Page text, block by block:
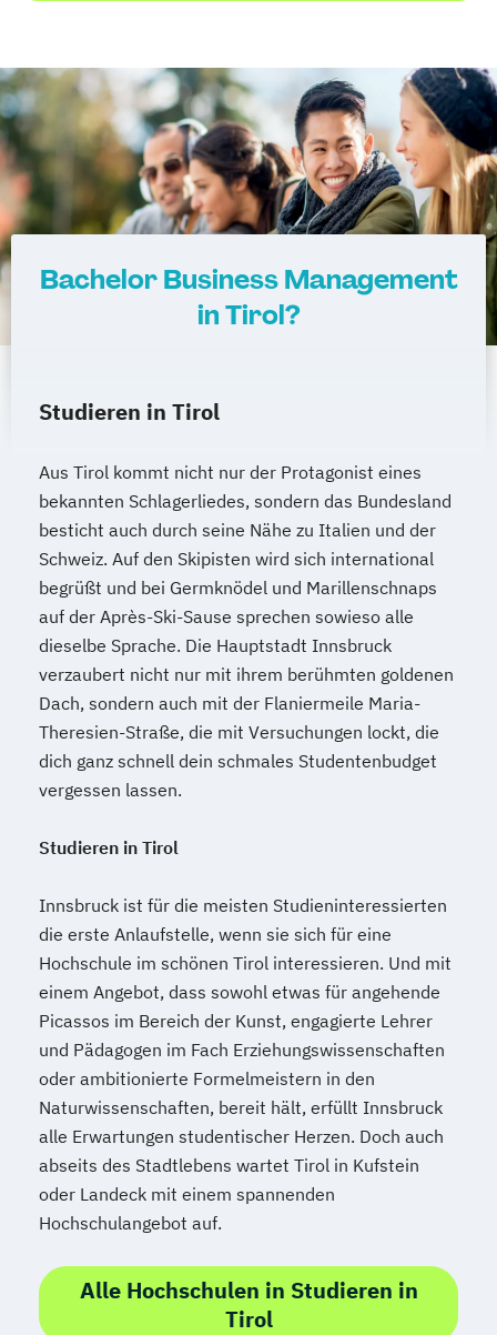
Sozialmanagement
Sozialpädagogik und Inklusion
Sportmanagement
Supply Chain Management
Tourismusmanagement UX Design
Umweltingenieurwesen Vertragsrecht
Wirtschaftsinformatik (DE/EN)
Wirtschaftsingenieurwesen
Bachelor Business Management
in Tirol?
Studieren in Tirol
Aus Tirol kommt nicht nur der Protagonist eines
bekannten Schlagerliedes, sondern das Bundesland
besticht auch durch seine Nähe zu Italien und der
Schweiz. Auf den Skipisten wird sich international
begrüßt und bei Germknödel und Marillenschnaps
auf der Après-Ski-Sause sprechen sowieso alle
dieselbe Sprache. Die Hauptstadt Innsbruck
verzaubert nicht nur mit ihrem berühmten goldenen
Dach, sondern auch mit der Flaniermeile Maria-
Theresien-Straße, die mit Versuchungen lockt, die
dich ganz schnell dein schmales Studentenbudget
vergessen lassen.
Studieren in Tirol
Innsbruck ist für die meisten Studieninteressierten
die erste Anlaufstelle, wenn sie sich für eine
Hochschule im schönen Tirol interessieren. Und mit
einem Angebot, dass sowohl etwas für angehende
Picassos im Bereich der Kunst, engagierte Lehrer
und Pädagogen im Fach Erziehungswissenschaften
oder ambitionierte Formelmeistern in den
Naturwissenschaften, bereit hält, erfüllt Innsbruck
alle Erwartungen studentischer Herzen. Doch auch
abseits des Stadtlebens wartet Tirol in Kufstein
oder Landeck mit einem spannenden
Hochschulangebot auf.
Alle Hochschulen in Studieren in
Tirol